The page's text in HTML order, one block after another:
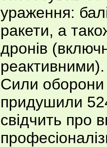
ураження:
ракети, а
дронів
Сили
придушили
свідчить про